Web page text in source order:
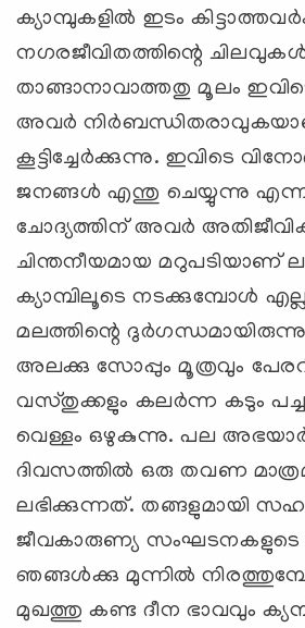
ക്യാമ്പുകളില്‍ ഇടം
നഗരജീവിതത്തിന്റെ
താങ്ങാനാവാത്തതു മൂലം
അവര്‍
കൂട്ടിച്ചേര്‍ക്കുന്നു. ഇവിടെ
ജനങ്ങള്‍ എന്തു ചെയ്യുന്നു
ചോദ്യത്തിന് അവര്‍
ചിന്തനീയമായ മറുപടിയാണ്
ക്യാമ്പിലൂടെ നടക്കുമ്പോള്‍
മലത്തിന്റെ
അലക്കു സോപ്പും മൂത്രവും
വസ്തുക്കളും കലര്‍ന്ന കടും പച്ച
വെള്ളം ഒഴുകുന്നു. പല
ദിവസത്തില്‍ ഒരു തവണ
ലഭിക്കുന്നത്. തങ്ങളുമായി
ജീവകാരുണ്യ സംഘടനകളുടെ
ഞങ്ങള്‍ക്കു മുന്നില്‍
മുഖത്തു കണ്ട ദീന ഭാവവും